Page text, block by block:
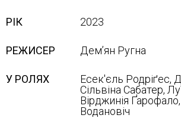
РІК 2023
РЕЖИСЕР Дем’ян Ругна
У РОЛЯХ
Есек'єль Родріґес,
Сільвіна Сабатер,
Вірджинія Ґарофало,
Водановіч